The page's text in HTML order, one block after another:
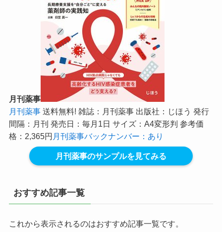
月刊薬事
月刊薬事送料無料! 雑誌：月刊薬事 出版社：じほう 発行
間隔：月刊 発売日：毎月1日 サイズ：A4変形判 参考価
格：2,365円 月刊薬事バックナンバー：あり
月刊薬事のサンプルを見てみる
おすすめ記事一覧
これから表示されるのはおすすめ記事一覧です。